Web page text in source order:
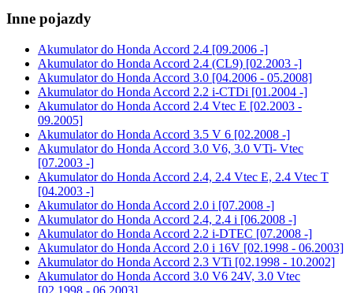
Inne pojazdy
Akumulator do Honda Accord 2.4 [09.2006 -]
Akumulator do Honda Accord 2.4 (CL9) [02.2003 -]
Akumulator do Honda Accord 3.0 [04.2006 - 05.2008]
Akumulator do Honda Accord 2.2 i-CTDi [01.2004 -]
Akumulator do Honda Accord 2.4 Vtec E [02.2003 -
09.2005]
Akumulator do Honda Accord 3.5 V 6 [02.2008 -]
Akumulator do Honda Accord 3.0 V6, 3.0 VTi- Vtec
[07.2003 -]
Akumulator do Honda Accord 2.4, 2.4 Vtec E, 2.4 Vtec T
[04.2003 -]
Akumulator do Honda Accord 2.0 i [07.2008 -]
Akumulator do Honda Accord 2.4, 2.4 i [06.2008 -]
Akumulator do Honda Accord 2.2 i-DTEC [07.2008 -]
Akumulator do Honda Accord 2.0 i 16V [02.1998 - 06.2003]
Akumulator do Honda Accord 2.3 VTi [02.1998 - 10.2002]
Akumulator do Honda Accord 3.0 V6 24V, 3.0 Vtec
[02.1998 - 06.2003]